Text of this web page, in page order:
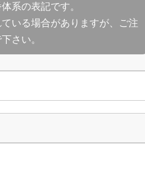
系の表記です。
いる場合がありますが、ご注
さい。